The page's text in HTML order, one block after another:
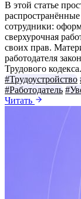
В этой статье
сотрудники:
сверхурочная
своих прав.
работодателя
Трудового кодекса.
#Трудоустройство
#Работодатель
Читать